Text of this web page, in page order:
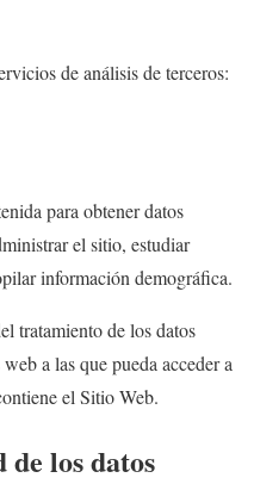
de análisis de terceros:
para obtener datos
el sitio, estudiar
información demográfica.
tratamiento de los datos
a las que pueda acceder a
el Sitio Web.
los datos